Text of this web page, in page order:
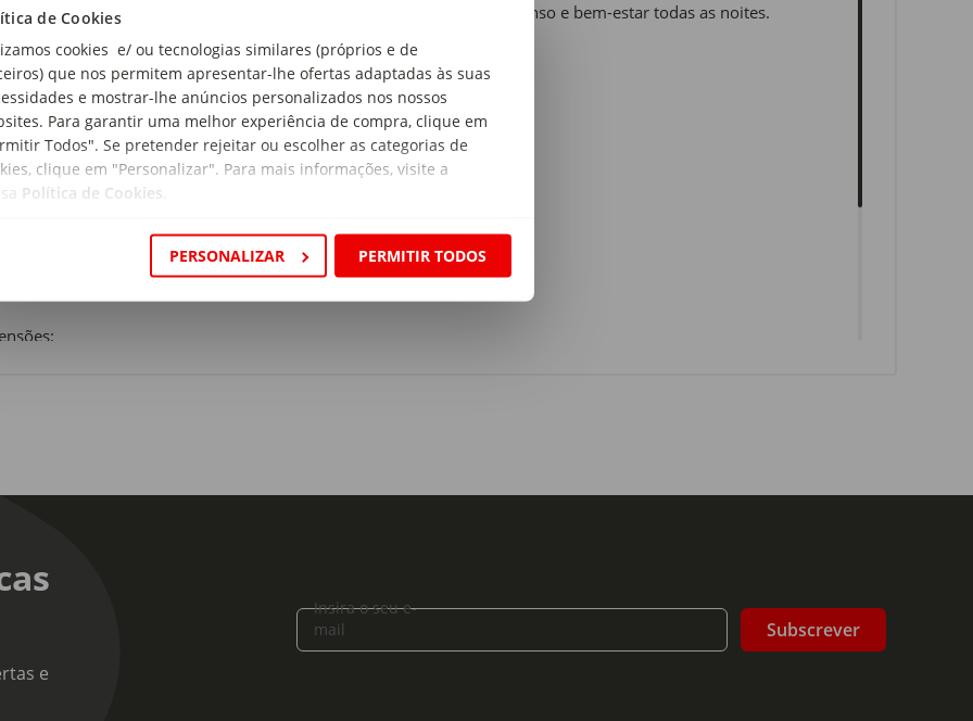
de Cookies
cookies e/ ou tecnologias similares (próprios e de
que nos permitem apresentar-lhe ofertas adaptadas às suas
e mostrar-lhe anúncios personalizados nos nossos
Para garantir uma melhor experiência de compra, clique em
Todos". Se pretender rejeitar ou escolher as categorias de
clique em "Personalizar". Para mais informações, visite a
Política de Cookies
PERSONALIZAR PERMITIR TODOS
produtos com tecnologias inovadoras para garantir o melhor descanso e bem-estar todas as noites.
de produto:
Solteiro
e
Insira o seu e-
mail
Subscrever